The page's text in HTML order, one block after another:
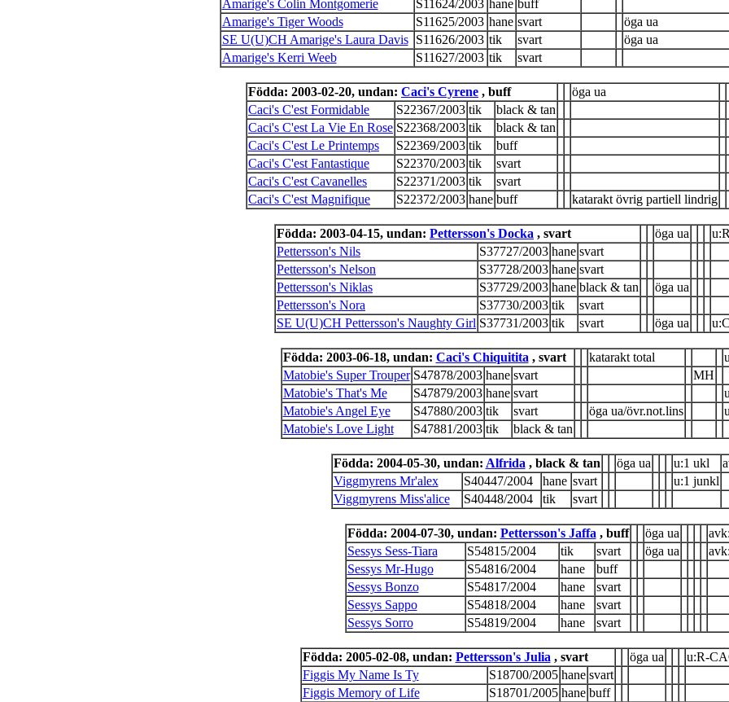
Amarige's Colin Montgomerie
S11624/2003 hane buff
Amarige's Tiger Woods
S11625/2003 hane svart öga ua
SE U(U)CH Amarige's Laura Davis
S11626/2003 tik svart öga ua
Amarige's Kerri Weeb
S11627/2003 tik svart
Födda: 2003-02-20, undan: Caci's Cyrene , buff öga ua
Caci's C'est Formidable
S22367/2003 tik black & tan
Caci's C'est La Vie En Rose S22368/2003 tik
black & tan
Caci's C'est Le Printemps
S22369/2003 tik
buff
Caci's C'est Fantastique
S22370/2003 tik
svart
Caci's C'est Cavanelles
S22371/2003 tik svart
Caci's C'est Magnifique
S22372/2003 hane buff katarakt övrig partiell lindrig
Födda: 2003-04-15, undan: Pettersson's Docka , svart öga ua
Pettersson's Nils
S37727/2003 hane svart
Pettersson's Nelson
S37728/2003 hane svart
Pettersson's Niklas
S37729/2003 hane black & tan öga ua
Pettersson's Nora
S37730/2003 tik
svart
SE U(U)CH Pettersson's Naughty Girl S37731/2003 tik svart öga ua
Födda: 2003-06-18, undan: Caci's Chiquitita , svart katarakt total
Matobie's Super Trouper S47878/2003 hane svart
MH
Matobie's That's Me
S47879/2003 hane svart
Matobie's Angel Eye
S47880/2003 tik svart öga ua/övr.not.lins
Matobie's Love Light
S47881/2003 tik black & tan
Födda: 2004-05-30, undan: Alfrida , black & tan öga ua u:1 ukl
Viggmyrens Mr'alex
S40447/2004 hane svart
u:1 junkl
Viggmyrens Miss'alice
S40448/2004 tik svart
Födda: 2004-07-30, undan: Pettersson's Jaffa , buff öga ua
Sessys Sess-Tiara
S54815/2004 tik svart öga ua
Sessys Mr-Hugo
S54816/2004 hane
buff
Sessys Bonzo
S54817/2004 hane
svart
Sessys Sappo
S54818/2004 hane
svart
Sessys Sorro
S54819/2004 hane svart
Födda: 2005-02-08, undan: Pettersson's Julia , svart öga ua u:R-
Figgis My Name Is Ty
S18700/2005 hane svart
Figgis Memory of Life
S18701/2005 hane buff